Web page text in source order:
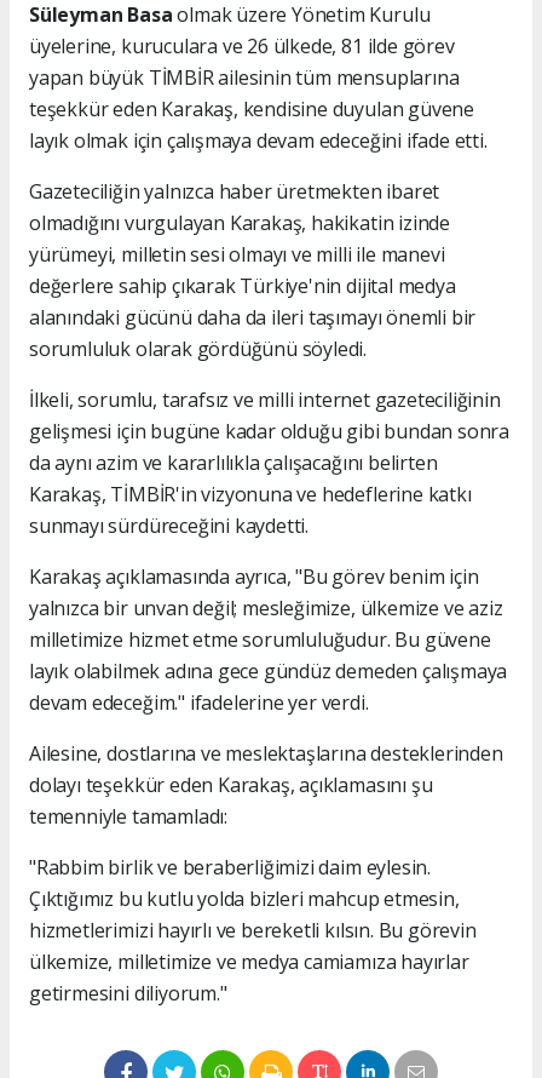
Süleyman Basaolmak üzere Yönetim Kurulu
üyelerine, kuruculara ve 26 ülkede, 81 ilde görev
yapan büyük TİMBİR ailesinin tüm mensuplarına
teşekkür eden Karakaş, kendisine duyulan güvene
layık olmak için çalışmaya devam edeceğini ifade etti.
Gazeteciliğin yalnızca haber üretmekten ibaret
olmadığını vurgulayan Karakaş, hakikatin izinde
yürümeyi, milletin sesi olmayı ve milli ile manevi
değerlere sahip çıkarak Türkiye'nin dijital medya
alanındaki gücünü daha da ileri taşımayı önemli bir
sorumluluk olarak gördüğünü söyledi.
İlkeli, sorumlu, tarafsız ve milli internet gazeteciliğinin
gelişmesi için bugüne kadar olduğu gibi bundan sonra
da aynı azim ve kararlılıkla çalışacağını belirten
Karakaş, TİMBİR'in vizyonuna ve hedeflerine katkı
sunmayı sürdüreceğini kaydetti.
Karakaş açıklamasında ayrıca, "Bu görev benim için
yalnızca bir unvan değil; mesleğimize, ülkemize ve aziz
milletimize hizmet etme sorumluluğudur. Bu güvene
layık olabilmek adına gece gündüz demeden çalışmaya
devam edeceğim." ifadelerine yer verdi.
Ailesine, dostlarına ve meslektaşlarına desteklerinden
dolayı teşekkür eden Karakaş, açıklamasını şu
temenniyle tamamladı:
"Rabbim birlik ve beraberliğimizi daim eylesin.
Çıktığımız bu kutlu yolda bizleri mahcup etmesin,
hizmetlerimizi hayırlı ve bereketli kılsın. Bu görevin
ülkemize, milletimize ve medya camiamıza hayırlar
getirmesini diliyorum."